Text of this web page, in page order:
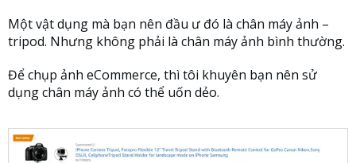
Một vật dụng mà bạn nên đầu ư đó là chân máy ảnh –
tripod. Nhưng không phải là chân máy ảnh bình thường.
Để chụp ảnh eCommerce, thì tôi khuyên bạn nên sử
dụng chân máy ảnh có thể uốn dẻo.